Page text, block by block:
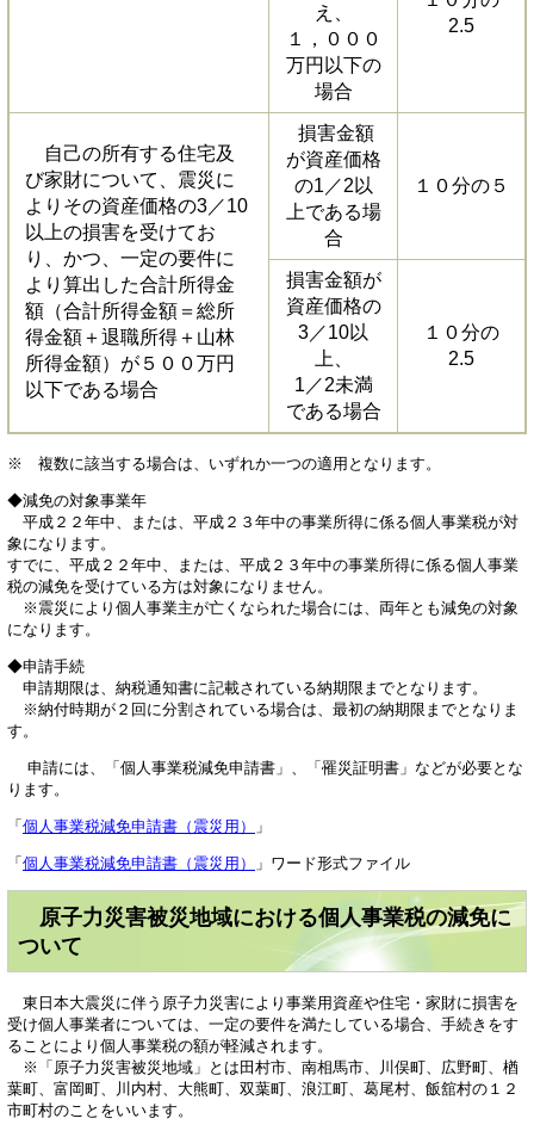
え、
１，０００
万円以下の
場合
2.5
自己の所有する住宅及
び家財について、震災に
よりその資産価格の3／10
以上の損害を受けてお
り、かつ、一定の要件に
より算出した合計所得金
額（合計所得金額＝総所
得金額＋退職所得＋山林
所得金額）が５００万円
以下である場合
損害金額
が資産価格
の1／2以
上である場
合
１０分の５
損害金額が
資産価格の
3／10以
上、
1／2未満
である場合
１０分の
2.5
※ 複数に該当する場合は、いずれか一つの適用となります。
◆減免の対象事業年
平成２２年中、または、平成２３年中の事業所得に係る個人事業税が対
象になります。
すでに、平成２２年中、または、平成２３年中の事業所得に係る個人事業
税の減免を受けている方は対象になりません。
※震災により個人事業主が亡くなられた場合には、両年とも減免の対象
になります。
◆申請手続
申請期限は、納税通知書に記載されている納期限までとなります。
※納付時期が２回に分割されている場合は、最初の納期限までとなりま
す。
申請には、「個人事業税減免申請書」、「罹災証明書」などが必要とな
ります。
「個人事業税減免申請書（震災用） 」
「個人事業税減免申請書（震災用） 」ワード形式ファイル
原子力災害被災地域における個人事業税の減免に
ついて
東日本大震災に伴う原子力災害により事業用資産や住宅・家財に損害を
受け個人事業者については、一定の要件を満たしている場合、手続きをす
ることにより個人事業税の額が軽減されます。
※「原子力災害被災地域」とは田村市、南相馬市、川俣町、広野町、楢
葉町、富岡町、川内村、大熊町、双葉町、浪江町、葛尾村、飯舘村の１２
市町村のことをいいます。